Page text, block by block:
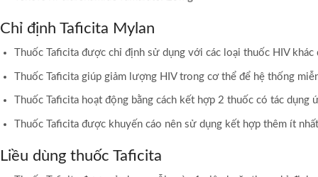
Chỉ định Taficita Mylan
Thuốc Taficita được chỉ định sử dụng với các loại thuốc HIV
Thuốc Taficita giúp giảm lượng HIV trong cơ thể để hệ thống
Thuốc Taficita hoạt động bằng cách kết hợp 2 thuốc có tác
Thuốc Taficita được khuyến cáo nên sử dụng kết hợp thêm ít
Liều dùng thuốc Taficita